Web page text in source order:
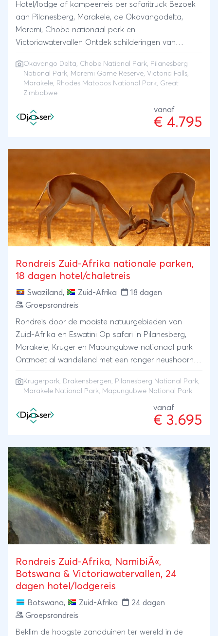
Hotel/lodge of kampeerreis per safaritruck Bezoek
aan Pilanesberg, Marakele, de Okavangodelta,
Moremi, Chobe nationaal park en
Victoriawatervallen Ontdek schilderingen van
Matopos national park Dwaal door de ruÃ¯nes van
Groot Zimbabwe
Okavango Delta, Chobe National Park, Pilanesberg
National Park, Moremi Game Reserve, Victoria Falls,
Marakele, Rhodes Matopos National Park, Great
Zimbabwe
vanaf
€ 4.795
Rondreis Zuid-Afrika nationale parken,
18 dagen hotel/chaletreis
Swaziland, Zuid-Afrika
18 dagen
Groepsrondreis
Rondreis door de mooiste natuurgebieden van
Zuid-Afrika en Eswatini Op safari in Pilanesberg,
Marakele, Kruger en Mapungubwe nationaal park
Ontmoet al wandelend met een ranger neushoorns
Drakensbergen
Krugerpark, Drakensbergen, Pilanesberg National Park,
Marakele National Park, Mapungubwe National Park
vanaf
€ 3.695
Rondreis Zuid-Afrika, NamibiÃ«,
Botswana & Victoriawatervallen, 24
dagen hotel/lodgereis
Botswana, Zuid-Afrika
24 dagen
Groepsrondreis
Beklim de hoogste zandduinen ter wereld in de